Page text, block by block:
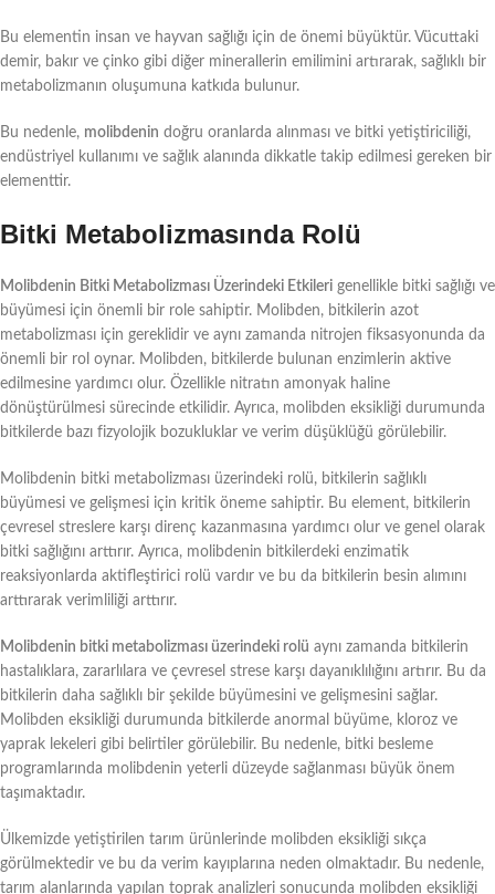
Bu elementin insan ve hayvan sağlığı için de önemi büyüktür. Vücuttaki
demir, bakır ve çinko gibi diğer minerallerin emilimini artırarak, sağlıklı bir
metabolizmanın oluşumuna katkıda bulunur.
Bu nedenle, molibdenin doğru oranlarda alınması ve bitki yetiştiriciliği,
endüstriyel kullanımı ve sağlık alanında dikkatle takip edilmesi gereken bir
elementtir.
Bitki Metabolizmasında Rolü
Molibdenin Bitki Metabolizması Üzerindeki Etkileri genellikle bitki sağlığı ve
büyümesi için önemli bir role sahiptir. Molibden, bitkilerin azot
metabolizması için gereklidir ve aynı zamanda nitrojen fiksasyonunda da
önemli bir rol oynar. Molibden, bitkilerde bulunan enzimlerin aktive
edilmesine yardımcı olur. Özellikle nitratın amonyak haline
dönüştürülmesi sürecinde etkilidir. Ayrıca, molibden eksikliği durumunda
bitkilerde bazı fizyolojik bozukluklar ve verim düşüklüğü görülebilir.
Molibdenin bitki metabolizması üzerindeki rolü, bitkilerin sağlıklı
büyümesi ve gelişmesi için kritik öneme sahiptir. Bu element, bitkilerin
çevresel streslere karşı direnç kazanmasına yardımcı olur ve genel olarak
bitki sağlığını arttırır. Ayrıca, molibdenin bitkilerdeki enzimatik
reaksiyonlarda aktifleştirici rolü vardır ve bu da bitkilerin besin alımını
arttırarak verimliliği arttırır.
Molibdenin bitki metabolizması üzerindeki rolü aynı zamanda bitkilerin
hastalıklara, zararlılara ve çevresel strese karşı dayanıklılığını artırır. Bu da
bitkilerin daha sağlıklı bir şekilde büyümesini ve gelişmesini sağlar.
Molibden eksikliği durumunda bitkilerde anormal büyüme, kloroz ve
yaprak lekeleri gibi belirtiler görülebilir. Bu nedenle, bitki besleme
programlarında molibdenin yeterli düzeyde sağlanması büyük önem
taşımaktadır.
Ülkemizde yetiştirilen tarım ürünlerinde molibden eksikliği sıkça
görülmektedir ve bu da verim kayıplarına neden olmaktadır. Bu nedenle,
tarım alanlarında yapılan toprak analizleri sonucunda molibden eksikliği